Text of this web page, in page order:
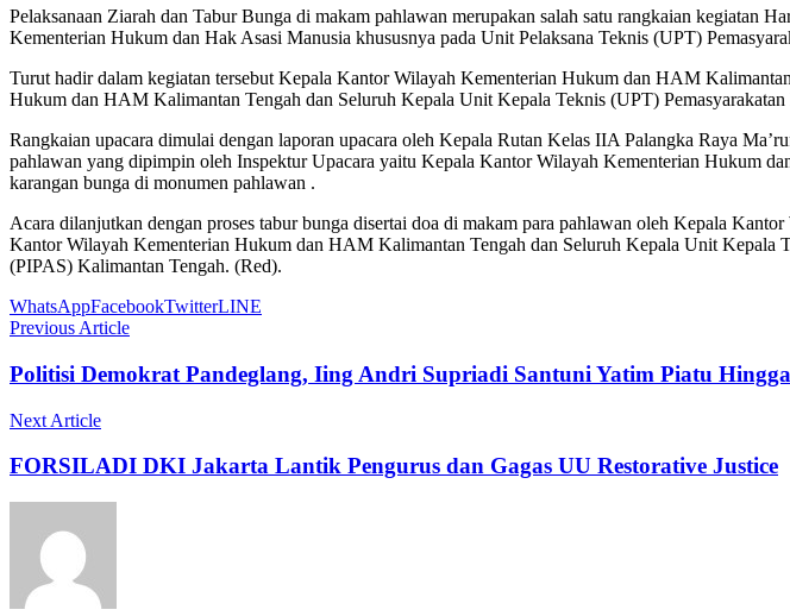
Pelaksanaan Ziarah dan Tabur Bunga di makam pahlawan merupakan salah satu rangkaian kegiatan
Kementerian Hukum dan Hak Asasi Manusia khususnya pada Unit Pelaksana Teknis (UPT)
Turut hadir dalam kegiatan tersebut Kepala Kantor Wilayah Kementerian Hukum dan HAM
Hukum dan HAM Kalimantan Tengah dan Seluruh Kepala Unit Kepala Teknis (UPT)
Rangkaian upacara dimulai dengan laporan upacara oleh Kepala Rutan Kelas IIA Palangka Raya
pahlawan yang dipimpin oleh Inspektur Upacara yaitu Kepala Kantor Wilayah Kementerian Hukum
karangan bunga di monumen pahlawan .
Acara dilanjutkan dengan proses tabur bunga disertai doa di makam para pahlawan oleh Kepala
Kantor Wilayah Kementerian Hukum dan HAM Kalimantan Tengah dan Seluruh Kepala Unit Kepala
(PIPAS) Kalimantan Tengah. (Red).
WhatsAppFacebookTwitterLINE
Previous Article
Politisi Demokrat Pandeglang, Iing Andri Supriadi Santuni Yatim Piatu
Next Article
FORSILADI DKI Jakarta Lantik Pengurus dan Gagas UU Restorative Justice